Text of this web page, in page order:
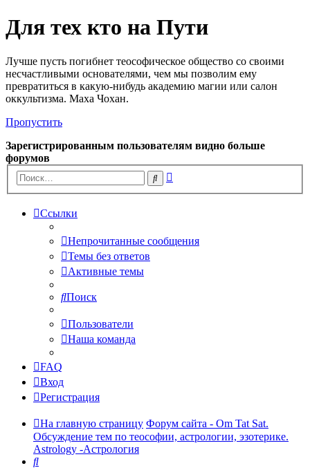
Для тех кто на Пути
Лучше пусть погибнет теософическое общество со своими
несчастливыми основателями, чем мы позволим ему
превратиться в какую-нибудь академию магии или салон
оккультизма. Маха Чохан.
Пропустить
Зарегистрированным пользователям видно больше
форумов
Поиск
Ссылки
Непрочитанные сообщения
Темы без ответов
Активные темы
Поиск
Пользователи
Наша команда
FAQ
Вход
Регистрация
На главную страницу Форум сайта - Om Tat Sat.
Обсуждение тем по теософии, астрологии, эзотерике.
Astrology -Астрология
Поиск